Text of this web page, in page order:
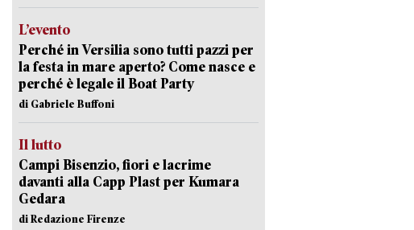
L’evento
Perché in Versilia sono tutti pazzi per
la festa in mare aperto? Come nasce e
perché è legale il Boat Party
di Gabriele Buffoni
Il lutto
Campi Bisenzio, fiori e lacrime
davanti alla Capp Plast per Kumara
Gedara
di Redazione Firenze